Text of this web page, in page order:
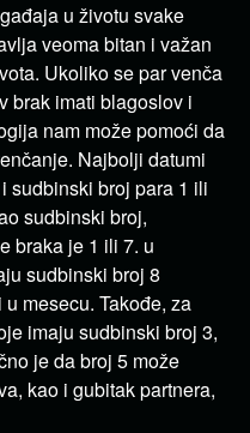
u životu svake
veoma bitan i važan
Ukoliko se par venča
brak imati blagoslov i
nam može pomoći da
Najbolji datumi
sudbinski broj para 1 ili
sudbinski broj,
braka je 1 ili 7. u
sudbinski broj 8
mesecu. Takođe, za
imaju sudbinski broj 3,
je da broj 5 može
kao i gubitak partnera,